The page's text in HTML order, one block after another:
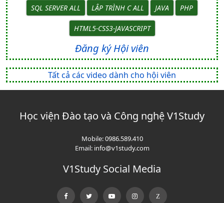
SQL SERVER ALL LẬP TRÌNH C ALL JAVA PHP
HTML5-CSS3-JAVASCRIPT
Đăng ký Hội viên
Tất cả các video dành cho hội viên
Học viện Đào tạo và Công nghệ V1Study
Mobile:0986.589.410
Email: info@v1study.com
V1Study Social Media